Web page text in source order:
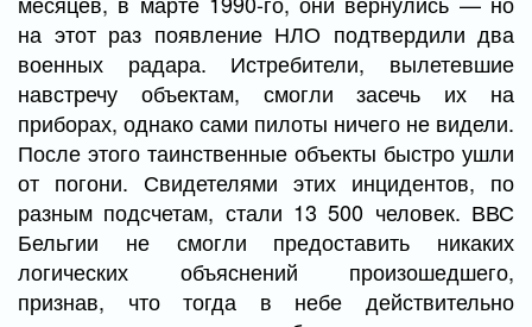
на этот раз появление НЛО подтвердили два
военных радара. Истребители, вылетевшие
навстречу объектам, смогли засечь их на
приборах, однако сами пилоты ничего не видели.
После этого таинственные объекты быстро ушли
от погони. Свидетелями этих инцидентов, по
разным подсчетам, стали 13 500 человек. ВВС
Бельгии не смогли предоставить никаких
логических объяснений произошедшего,
признав, что тогда в небе действительно